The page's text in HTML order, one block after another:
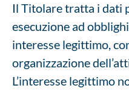
Il Titolare tratta i dati
esecuzione ad
interesse legittimo,
organizzazione
L’interesse legittimo